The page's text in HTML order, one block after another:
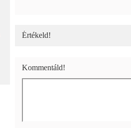
Értékeld!
Kommentáld!